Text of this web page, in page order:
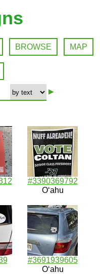
BROWSE MAP
▸
#3390369792
Oʻahu
#3691939605
Oʻahu